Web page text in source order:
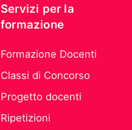
Servizi per la
formazione
Formazione Docenti
Classi di Concorso
Progetto docenti
Ripetizioni